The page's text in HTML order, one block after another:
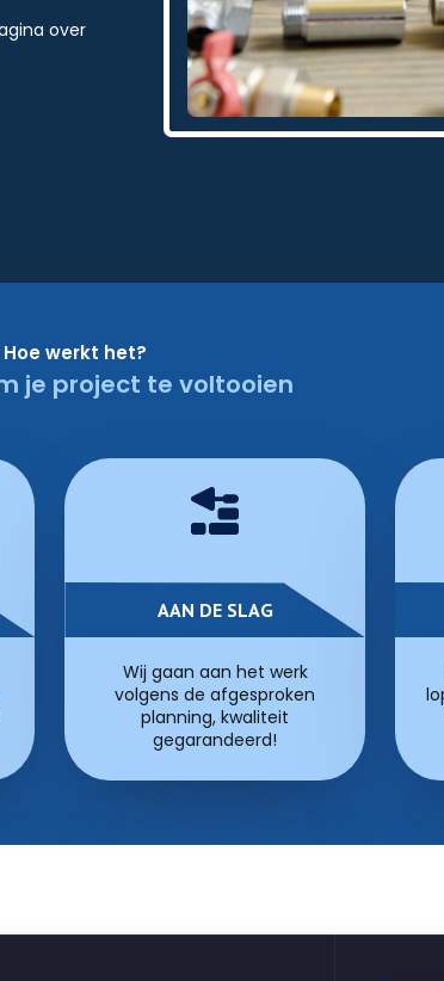
over
werkt het?
je project te voltooien
AAN DE SLAG
Wij gaan aan het werk
volgens de afgesproken
planning, kwaliteit
gegarandeerd!